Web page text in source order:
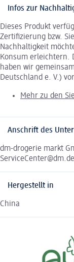
Infos zur
Dieses Produkt
Zertifizierung bzw.
Nachhaltigkeit
Konsum erleichtern.
haben wir
Deutschland e. V.)
Mehr zu den
Anschrift des
dm-drogerie markt
ServiceCenter@dm.de
Hergestellt in
China